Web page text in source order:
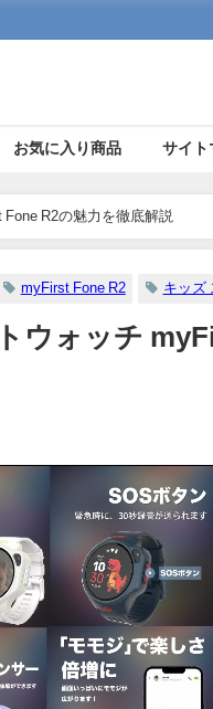
お気に入り商品 サイト
R2の魅力を徹底解説
myFirst Fone R2 キッズ
ウォッチ